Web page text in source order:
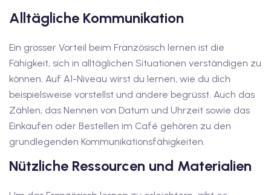
Deutschkurse mit
mit
mit Gutschein
mit Gutschein
Alltägliche Kommunikation
Ein grosser Vorteil beim Französisch lernen ist die
Fähigkeit, sich in alltäglichen Situationen verständigen zu
können. Auf A1-Niveau wirst du lernen, wie du dich
beispielsweise vorstellst und andere begrüsst. Auch das
Zählen, das Nennen von Datum und Uhrzeit sowie das
Einkaufen oder Bestellen im Café gehören zu den
grundlegenden Kommunikationsfähigkeiten.
Nützliche Ressourcen und Materialien